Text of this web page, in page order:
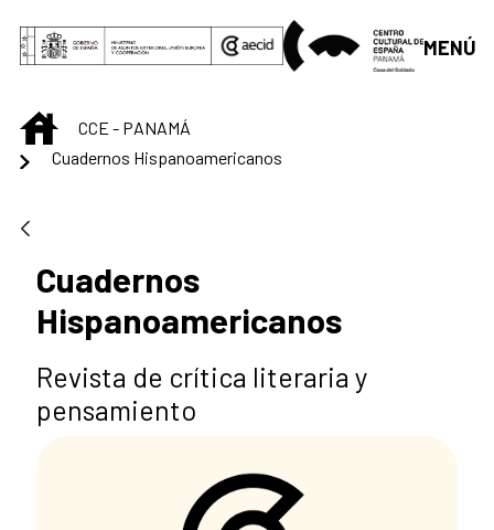
Saltar al contenido principal
MENÚ
INICIOCCE - PANAMÁ
Cuadernos Hispanoamericanos
Cuadernos
Hispanoamericanos
Revista de crítica literaria y
pensamiento